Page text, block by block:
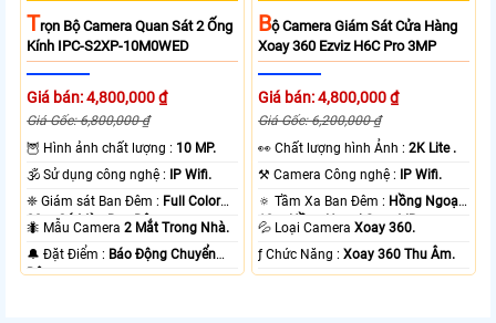
TRọn Bộ Camera Quan Sát 2 Ống
Kính IPC-S2XP-10M0WED
Giá bán: 4,800,000 ₫
Giá Gốc: 6,800,000 ₫
🦉 Hình ảnh chất lượng : 10 MP.
🕉️ Sử dụng công nghệ :
IP Wifi.
❈ Giám sát Ban Đêm : Full Color
20m Có Màu Ban Ðêm.
🐜 Mẫu Camera2 Mắt Trong Nhà.
️🔔 Đặt Điểm : Báo Động Chuyển
Động.
BỘ Camera Giám Sát Cửa Hàng
Xoay 360 Ezviz H6C Pro 3MP
Giá bán: 4,800,000 ₫
Giá Gốc: 6,200,000 ₫
️👀 Chất lượng hình Ảnh :2K Lite .
⚒ Camera Công nghệ :
IP Wifi.
🔅 Tầm Xa Ban Đêm : Hồng Ngoại
10m Hồng Ngoại Smart IR.
💦 Loại CameraXoay 360.
️ƒ Chức Năng :Xoay 360 Thu Âm.